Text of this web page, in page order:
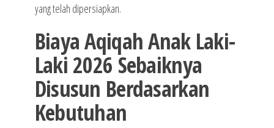
yang telah dipersiapkan.
Biaya Aqiqah Anak Laki-
Laki 2026 Sebaiknya
Disusun Berdasarkan
Kebutuhan